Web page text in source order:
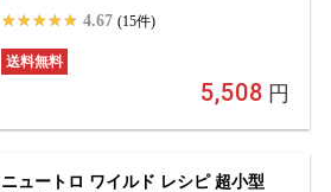
ピ 超小型犬〜小型犬用 成犬用 チキン
サーモン ラム 800g×3種 ごはん ご飯
ワイルドレシピ WILD RECIPE ドッグ
フード ペッツビレッジクロス
送料無料
5,508 円
4.67 (15件)
ニュートロ ワイルド レシピ 超小型